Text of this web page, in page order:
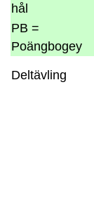
hål
PB =
Poängbogey
Deltävling